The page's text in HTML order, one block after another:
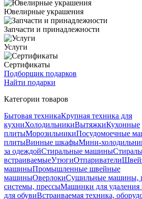
Ювелирные украшения
Запчасти и принадлежности
Услуги
Сертификаты
Подборщик подарков
Найти подарки
Категории товаров
Бытовая техникаКрупная техника для
кухниХолодильникиВытяжкиКухонные
плитыМорозильникиПосудомоечные
плитыВинные шкафыМини-
за одеждойСтиральные машины
встраиваемыеУтюгиОтпариватели
машиныПромышленные швейные
машиныОверлокиСушильные машины,
системы, прессыМашинки для удаления
для обувиВстраиваемая техника,